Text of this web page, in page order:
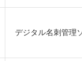
デジタル名刺管理